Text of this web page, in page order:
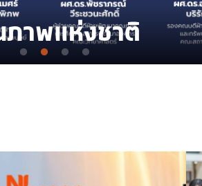
ห่งชาติ